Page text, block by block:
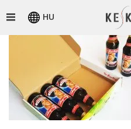
HU